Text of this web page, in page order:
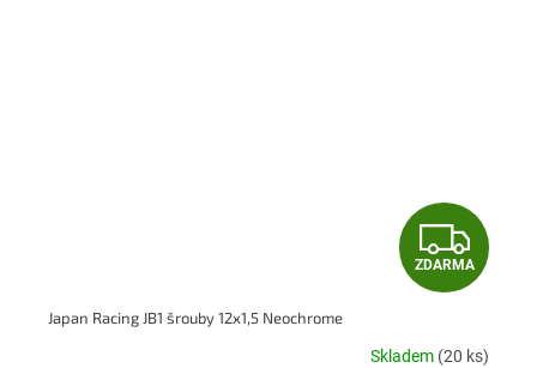
Z
D
A
ZDARMA
Japan Racing JB1 šrouby 12x1,5 Neochrome
Skladem (20 ks)